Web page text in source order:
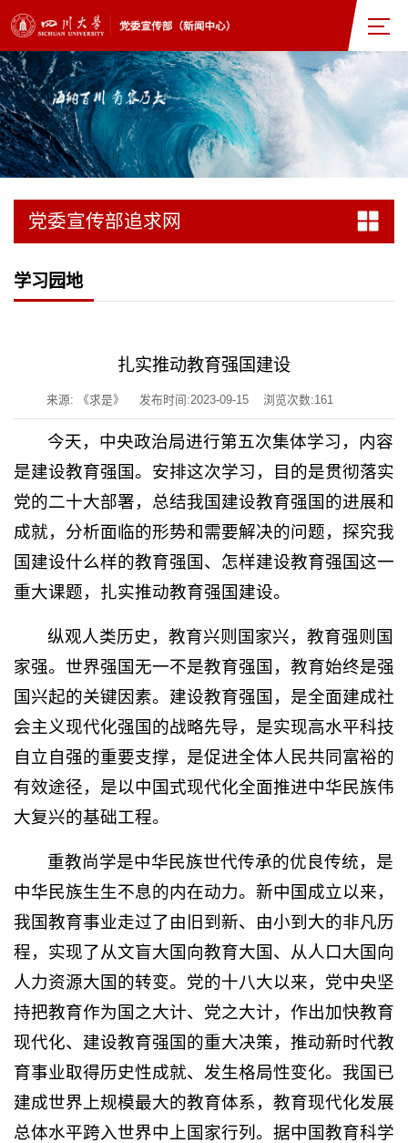
党委宣传部追求网
学习园地
扎实推动教育强国建设
来源: 《求是》 发布时间:2023-09-15 浏览次数:161
今天，中央政治局进行第五次集体学习，内容
是建设教育强国。安排这次学习，目的是贯彻落实
党的二十大部署，总结我国建设教育强国的进展和
成就，分析面临的形势和需要解决的问题，探究我
国建设什么样的教育强国、怎样建设教育强国这一
重大课题，扎实推动教育强国建设。
纵观人类历史，教育兴则国家兴，教育强则国
家强。世界强国无一不是教育强国，教育始终是强
国兴起的关键因素。建设教育强国，是全面建成社
会主义现代化强国的战略先导，是实现高水平科技
自立自强的重要支撑，是促进全体人民共同富裕的
有效途径，是以中国式现代化全面推进中华民族伟
大复兴的基础工程。
重教尚学是中华民族世代传承的优良传统，是
中华民族生生不息的内在动力。新中国成立以来，
我国教育事业走过了由旧到新、由小到大的非凡历
程，实现了从文盲大国向教育大国、从人口大国向
人力资源大国的转变。党的十八大以来，党中央坚
持把教育作为国之大计、党之大计，作出加快教育
现代化、建设教育强国的重大决策，推动新时代教
育事业取得历史性成就、发生格局性变化。我国已
建成世界上规模最大的教育体系，教育现代化发展
总体水平跨入世界中上国家行列。据中国教育科学